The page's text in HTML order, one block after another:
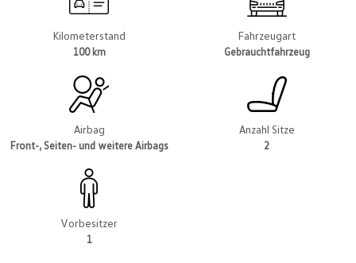
Kilometerstand
100 km
Fahrzeugart
Gebrauchtfahrzeug
Airbag
Front-, Seiten- und weitere Airbags
Anzahl Sitze
2
Vorbesitzer
1